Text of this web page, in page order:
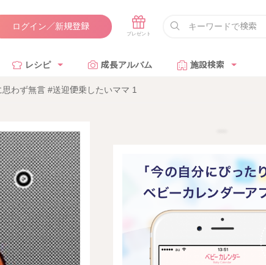
ログイン／新規登録
レシピ 成長アルバム 施設検索
わず無言 #送迎便乗したいママ 1